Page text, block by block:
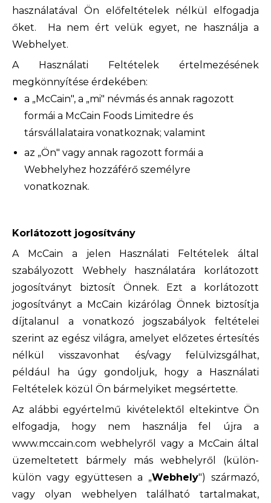
használatával Ön előfeltételek nélkül elfogadja
őket. Ha nem ért velük egyet, ne használja a
Webhelyet.
A Használati Feltételek értelmezésének
megkönnyítése érdekében:
a „McCain", a „mi" névmás és annak ragozott
formái a McCain Foods Limitedre és
társvállalataira vonatkoznak; valamint
az „Ön" vagy annak ragozott formái a
Webhelyhez hozzáférő személyre
vonatkoznak.
Korlátozott jogosítvány
A McCain a jelen Használati Feltételek által
szabályozott Webhely használatára korlátozott
jogosítványt biztosít Önnek. Ezt a korlátozott
jogosítványt a McCain kizárólag Önnek biztosítja
díjtalanul a vonatkozó jogszabályok feltételei
szerint az egész világra, amelyet előzetes értesítés
nélkül visszavonhat és/vagy felülvizsgálhat,
például ha úgy gondoljuk, hogy a Használati
Feltételek közül Ön bármelyiket megsértette.
Az alábbi egyértelmű kivételektől eltekintve Ön
elfogadja, hogy nem használja fel újra a
www.mccain.com webhelyről vagy a McCain által
üzemeltetett bármely más webhelyről (külön-
külön vagy együttesen a „Webhely") származó,
vagy olyan webhelyen található tartalmakat,